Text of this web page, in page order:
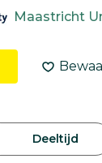
Maastricht
Deeltijd